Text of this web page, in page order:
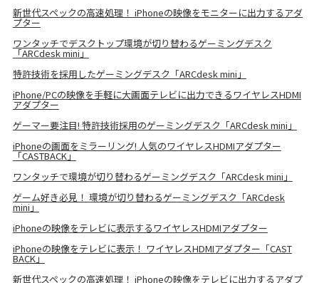
新世代スペックの高速処理！ iPhoneの映像をモニターに出力するアダ
プター
ワンタッチでデスクトップ環境が切り替わるゲーミングデスク
「ARCdesk mini」
特許技術を採用したゲーミングデスク「ARCdesk mini」
iPhone/PCの映像を手軽に大画面テレビに出力できるワイヤレスHDMI
アダプター
ゲーマー要注目! 特許技術採用のゲーミングデスク「ARCdesk mini」
iPhoneの画面をミラーリング! 人気のワイヤレスHDMIアダプター
「CASTBACK」
ワンタッチで環境が切り替わるゲーミングデスク「ARCdesk mini」
ゲーム好き必見！ 環境が切り替わるゲーミングデスク「ARCdesk
mini」
iPhoneの映像をテレビに表示するワイヤレスHDMIアダプター
iPhoneの映像をテレビに表示！ ワイヤレスHDMIアダプター「CAST
BACK」
新世代スペックの高速処理！ iPhoneの映像をテレビに出力するアダプ